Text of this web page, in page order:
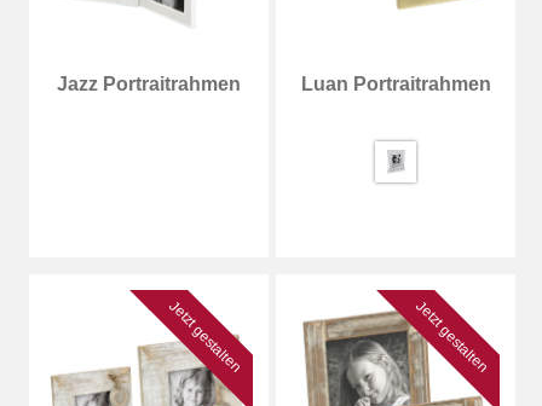
Jazz Portraitrahmen Luan Portraitrahmen
Jetzt gestalten Jetzt gestalten